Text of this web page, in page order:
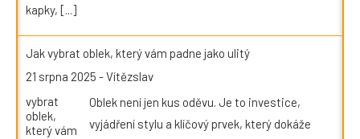
kapky, [...]
Jak vybrat oblek, který vám padne jako ulitý
21 srpna 2025 -Vítězslav
Oblek není jen kus oděvu. Je to investice,
vyjádření stylu a klíčový prvek, který dokáže